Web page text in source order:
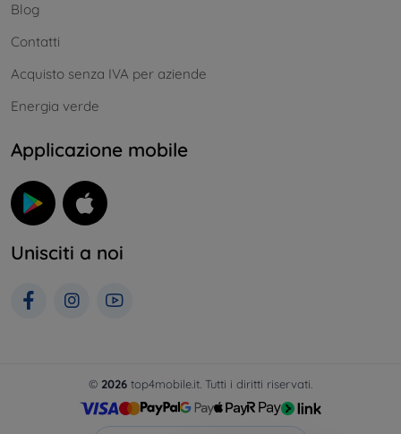
Blog
Contatti
Acquisto senza IVA per aziende
Energia verde
Applicazione mobile
Unisciti a noi
© 2026 top4mobile.it. Tutti i diritti riservati.